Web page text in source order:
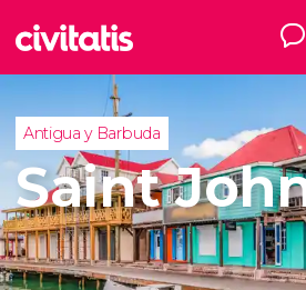
Antigua y Barbuda
Saint